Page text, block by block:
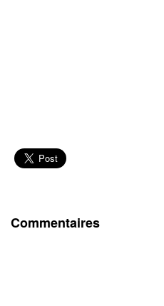
Commentaires